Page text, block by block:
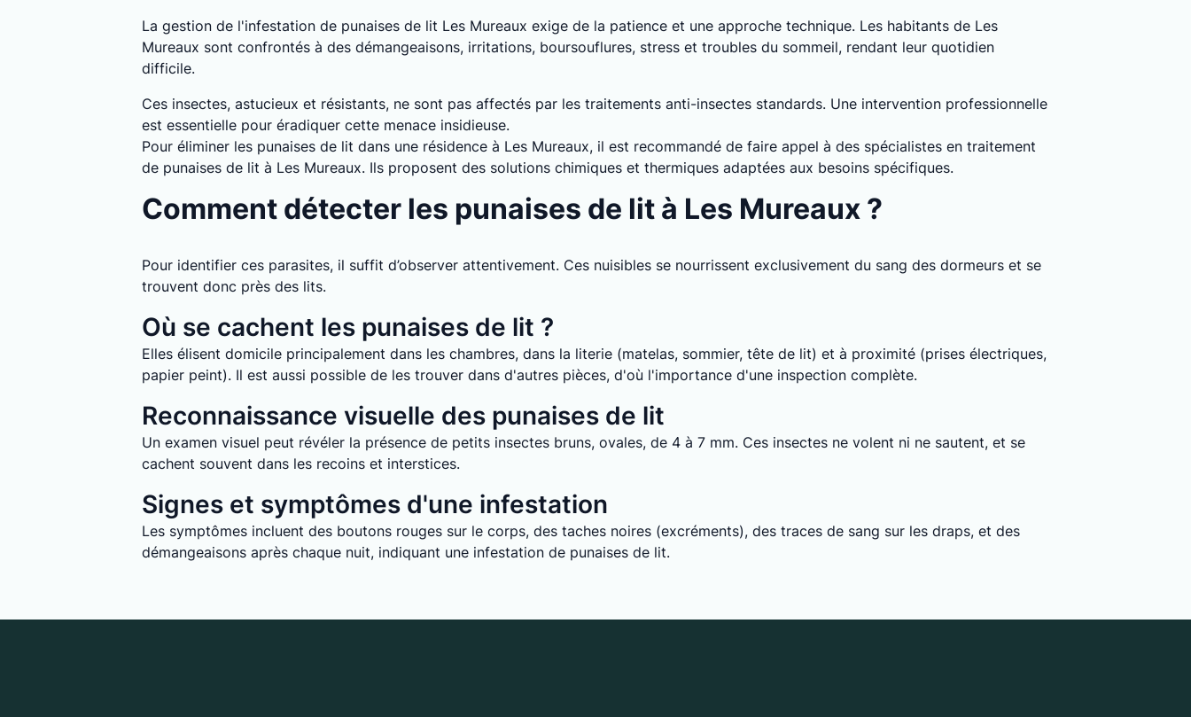
La gestion de l'infestation de punaises de lit Les Mureaux exige de la patience et une approche technique. Les habitants de Les
Mureaux sont confrontés à des démangeaisons, irritations, boursouflures, stress et troubles du sommeil, rendant leur quotidien
difficile.
Ces insectes, astucieux et résistants, ne sont pas affectés par les traitements anti-insectes standards. Une intervention professionnelle
est essentielle pour éradiquer cette menace insidieuse.
Pour éliminer les punaises de lit dans une résidence à Les Mureaux, il est recommandé de faire appel à des spécialistes en traitement
de punaises de lit à Les Mureaux. Ils proposent des solutions chimiques et thermiques adaptées aux besoins spécifiques.
Comment détecter les punaises de lit à Les Mureaux ?
Pour identifier ces parasites, il suffit d’observer attentivement. Ces nuisibles se nourrissent exclusivement du sang des dormeurs et se
trouvent donc près des lits.
Où se cachent les punaises de lit ?
Elles élisent domicile principalement dans les chambres, dans la literie (matelas, sommier, tête de lit) et à proximité (prises électriques,
papier peint). Il est aussi possible de les trouver dans d'autres pièces, d'où l'importance d'une inspection complète.
Reconnaissance visuelle des punaises de lit
Un examen visuel peut révéler la présence de petits insectes bruns, ovales, de 4 à 7 mm. Ces insectes ne volent ni ne sautent, et se
cachent souvent dans les recoins et interstices.
Signes et symptômes d'une infestation
Les symptômes incluent des boutons rouges sur le corps, des taches noires (excréments), des traces de sang sur les draps, et des
démangeaisons après chaque nuit, indiquant une infestation de punaises de lit.